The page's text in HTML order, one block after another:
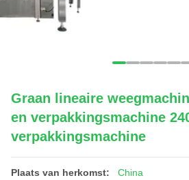
Graan lineaire
en verpakkingsmachine
verpakkingsmachine
Plaats van herkomst: China